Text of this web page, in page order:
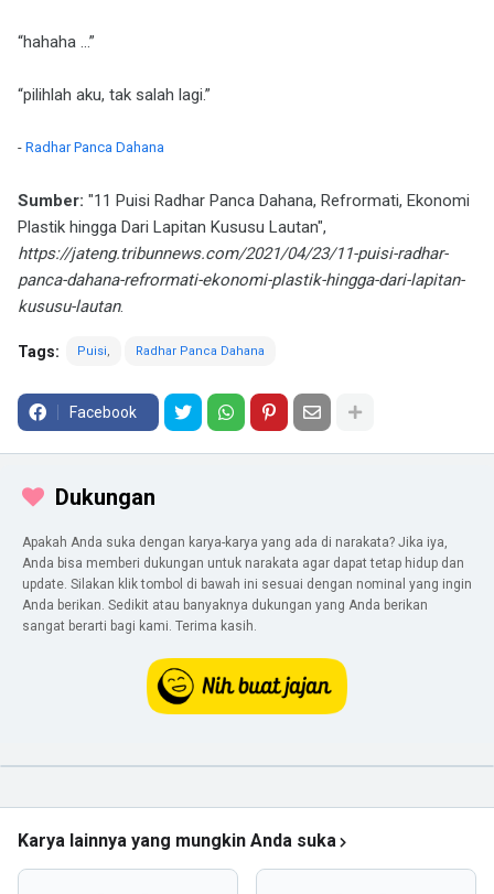
“hahaha …”
“pilihlah aku, tak salah lagi.”
- Radhar Panca Dahana
Sumber: "11 Puisi Radhar Panca Dahana, Refrormati, Ekonomi
Plastik hingga Dari Lapitan Kususu Lautan",
https://jateng.tribunnews.com/2021/04/23/11-puisi-radhar-
panca-dahana-refrormati-ekonomi-plastik-hingga-dari-lapitan-
kususu-lautan.
Tags: Puisi Radhar Panca Dahana
Facebook
Dukungan
Apakah Anda suka dengan karya-karya yang ada di narakata? Jika iya,
Anda bisa memberi dukungan untuk narakata agar dapat tetap hidup dan
update. Silakan klik tombol di bawah ini sesuai dengan nominal yang ingin
Anda berikan. Sedikit atau banyaknya dukungan yang Anda berikan
sangat berarti bagi kami. Terima kasih.
Karya lainnya yang mungkin Anda suka